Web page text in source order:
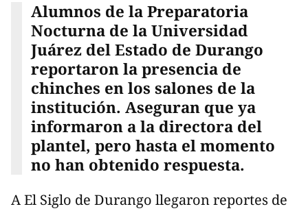
Alumnos de la Preparatoria
Nocturna de la Universidad
Juárez del Estado de Durango
reportaron la presencia de
chinches en los salones de la
institución. Aseguran que ya
informaron a la directora del
plantel, pero hasta el momento
no han obtenido respuesta.
A El Siglo de Durango llegaron reportes de